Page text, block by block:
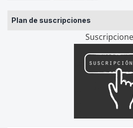
Plan de suscripciones